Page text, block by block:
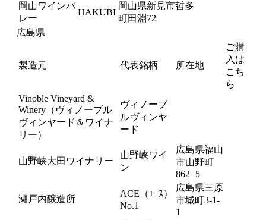
岡山ワインバ
レー
HAKUBI
岡山県新見市哲多
町田淵72
広島県
製造元 代表銘柄 所在地
ご購
入は
こち
ら
Vinoble Vineyard &
Winery（ヴィノーブル
ヴィンヤード＆ワイナ
リー）
ヴィノーブ
ルヴィンヤ
ード
山野峡大田ワイナリー
山野峡ワイ
ン
広島県福山
市山野町
862−5
瀬戸内醸造所
ACE（ｴｰｽ）
No.1
広島県三原
市城町3-1-
1